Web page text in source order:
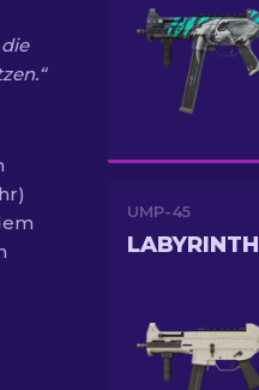
UMP-45
LABYRINTH